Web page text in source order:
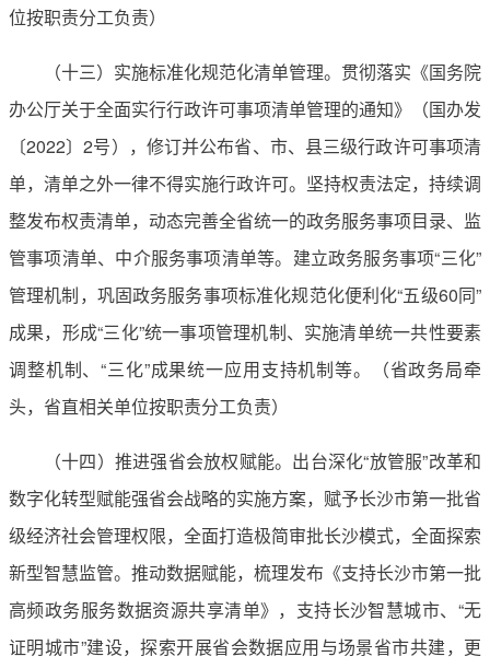
位按职责分工负责）
（十三）实施标准化规范化清单管理。贯彻落实《国务院
办公厅关于全面实行行政许可事项清单管理的通知》（国办发
〔2022〕2号），修订并公布省、市、县三级行政许可事项清
单，清单之外一律不得实施行政许可。坚持权责法定，持续调
整发布权责清单，动态完善全省统一的政务服务事项目录、监
管事项清单、中介服务事项清单等。建立政务服务事项“三化”
管理机制，巩固政务服务事项标准化规范化便利化“五级60同”
成果，形成“三化”统一事项管理机制、实施清单统一共性要素
调整机制、“三化”成果统一应用支持机制等。（省政务局牵
头，省直相关单位按职责分工负责）
（十四）推进强省会放权赋能。出台深化“放管服”改革和
数字化转型赋能强省会战略的实施方案，赋予长沙市第一批省
级经济社会管理权限，全面打造极简审批长沙模式，全面探索
新型智慧监管。推动数据赋能，梳理发布《支持长沙市第一批
高频政务服务数据资源共享清单》，支持长沙智慧城市、“无
证明城市”建设，探索开展省会数据应用与场景省市共建，更